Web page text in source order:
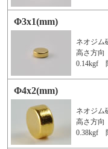
Φ3x1(mm)
ネオジム
高さ方向
0.14kgf
Φ4x2(mm)
ネオジム
高さ方向
0.38kgf